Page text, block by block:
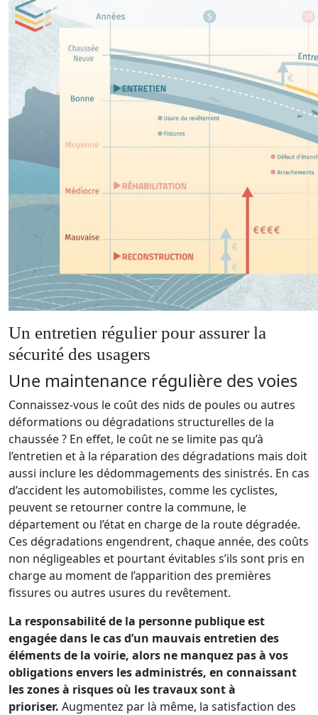
Un entretien régulier pour assurer la
sécurité des usagers
Une maintenance régulière des voies
Connaissez-vous le coût des nids de poules ou autres
déformations ou dégradations structurelles de la
chaussée ? En effet, le coût ne se limite pas qu’à
l’entretien et à la réparation des dégradations mais doit
aussi inclure les dédommagements des sinistrés. En cas
d’accident les automobilistes, comme les cyclistes,
peuvent se retourner contre la commune, le
département ou l’état en charge de la route dégradée.
Ces dégradations engendrent, chaque année, des coûts
non négligeables et pourtant évitables s’ils sont pris en
charge au moment de l’apparition des premières
fissures ou autres usures du revêtement.
La responsabilité de la personne publique est
engagée dans le cas d’un mauvais entretien des
éléments de la voirie, alors ne manquez pas à vos
obligations envers les administrés, en connaissant
les zones à risques où les travaux sont à
prioriser. Augmentez par là même, la satisfaction des